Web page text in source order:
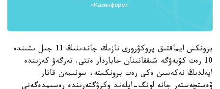
برونكس ايماقتىق پروكۋرورى نازىك جاندىنىڭ 11 جىل ىشىندە
10 رەت كۇيەۋگە شىققانىنان حاباردار ەتتى. تەرگەۋ كەزىندە
ايەلدىڭ نەكەسىن ەكى رەت برونكستە، سونىمەن قاتار
ۆەستچەستەر جانە لونگ-ايلەند وكرۋگتەرىندە رەسىمدەگەنى